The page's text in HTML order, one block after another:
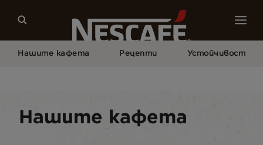
Нашите кафета Рецепти Устойчивост
Нашите кафета